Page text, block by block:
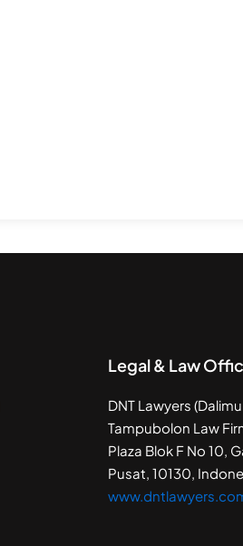
Legal & Law
DNT Lawyers
Tampubolon Law
Plaza Blok F No 10,
Pusat, 10130,